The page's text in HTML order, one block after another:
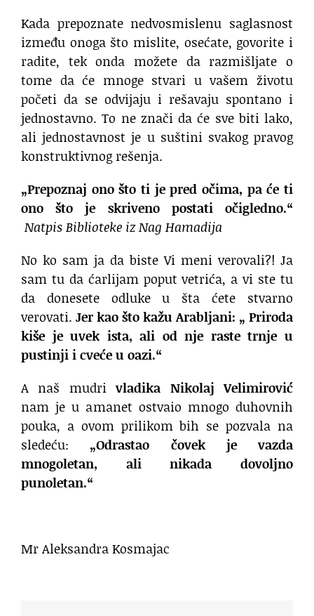
Kada prepoznate nedvosmislenu saglasnost
između onoga što mislite, osećate, govorite i
radite, tek onda možete da razmišljate o
tome da će mnoge stvari u vašem životu
početi da se odvijaju i rešavaju spontano i
jednostavno. To ne znači da će sve biti lako,
ali jednostavnost je u suštini svakog pravog
konstruktivnog rešenja.
„Prepoznaj ono što ti je pred očima, pa će ti
ono što je skriveno postati očigledno.“
Natpis Biblioteke iz Nag Hamadija
No ko sam ja da biste Vi meni verovali?! Ja
sam tu da ćarlijam poput vetrića, a vi ste tu
da donesete odluke u šta ćete stvarno
verovati. Jer kao što kažu Arabljani: „ Priroda
kiše je uvek ista, ali od nje raste trnje u
pustinji i cveće u oazi.“
A naš mudrivladika Nikolaj Velimirović
nam je u amanet ostvaio mnogo duhovnih
pouka, a ovom prilikom bih se pozvala na
sledeću: „Odrastao čovek je vazda
mnogoletan, ali nikada dovoljno
punoletan.“
Mr Aleksandra Kosmajac